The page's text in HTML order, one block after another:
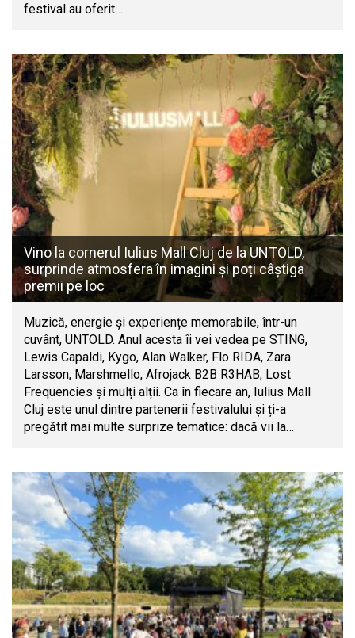
festival au oferit…
Vino la cornerul Iulius Mall Cluj de la UNTOLD,
surprinde atmosfera în imagini și poți câștiga
premii pe loc
Muzică, energie și experiențe memorabile, într-un
cuvânt, UNTOLD. Anul acesta îi vei vedea pe STING,
Lewis Capaldi, Kygo, Alan Walker, Flo RIDA, Zara
Larsson, Marshmello, Afrojack B2B R3HAB, Lost
Frequencies și mulți alții. Ca în fiecare an, Iulius Mall
Cluj este unul dintre partenerii festivalului și ți-a
pregătit mai multe surprize tematice: dacă vii la…